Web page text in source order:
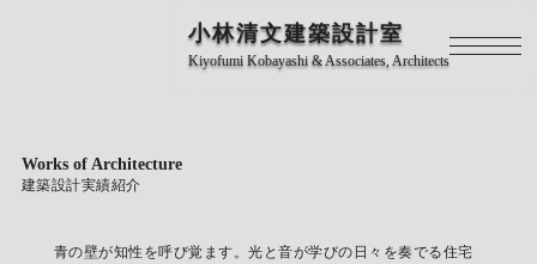
小林清文建築設計室
Kiyofumi Kobayashi & Associates, Architects
Works of Architecture
建築設計実績紹介
青の壁が知性を呼び覚ます。光と音が学びの日々を奏でる住宅